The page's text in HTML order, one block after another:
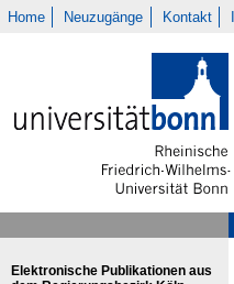
Home Neuzugänge Kontakt
Elektronische Publikationen aus